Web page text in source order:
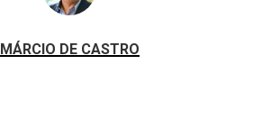
MÁRCIO DE CASTRO